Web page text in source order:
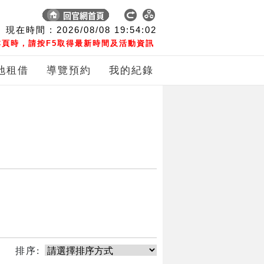
現在時間 : 2026/08/08 19:54:02
時，請按F5取得最新時間及活動資訊
租借 導覽預約 我的紀錄
排序: